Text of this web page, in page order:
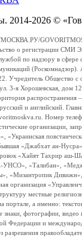
2014-2026 ©
о регистрации
по надзору в сфере
Учредитель Общество с
3-я Хорошевская, дом
распространения
и английский.
Номер
организации,
«Украинская
«Джабхат ан-
«Хайят Тахрир аш-
«Талибан»,
«Мизантропик Дивижн»,
организация
местные
портале, а именно:
знаки, фотографии, видео
Федерации и
разрешения